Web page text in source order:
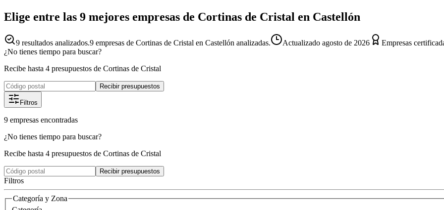
Elige entre las 9 mejores empresas de Cortinas de Cristal en Castellón
9 resultados analizados.9 empresas de Cortinas de Cristal en Castellón analizadas. Actualizado agosto de 2026
Empresas
¿No tienes tiempo para buscar?
Recibe hasta 4 presupuestos de Cortinas de Cristal
Recibir presupuestos
Filtros
9 empresas encontradas
¿No tienes tiempo para buscar?
Recibe hasta 4 presupuestos de Cortinas de Cristal
Recibir presupuestos
Filtros
Categoría y Zona